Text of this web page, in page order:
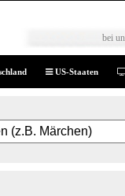
bei
US-Staaten